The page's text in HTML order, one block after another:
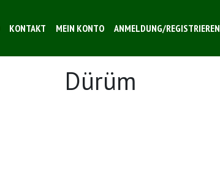
KONTAKT MEIN KONTO ANMELDUNG/REGISTRIEREN
Dürüm